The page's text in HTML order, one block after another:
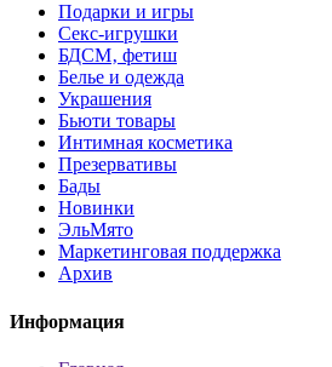
Подарки и игры
Секс-игрушки
БДСМ‚ фетиш
Белье и одежда
Украшения
Бьюти товары
Интимная косметика
Презервативы
Бады
Новинки
ЭльМято
Маркетинговая поддержка
Архив
Информация